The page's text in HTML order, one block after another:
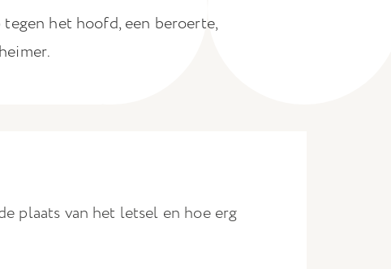
het hoofd, een beroerte,
plaats van het letsel en hoe erg